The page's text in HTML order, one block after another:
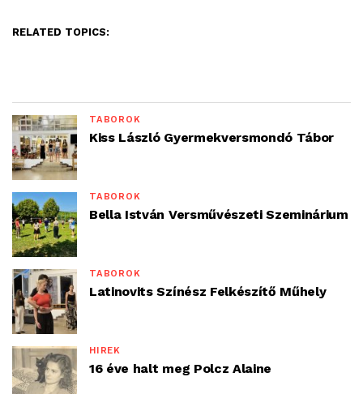
RELATED TOPICS:
TÁBOROK
Kiss László Gyermekversmondó Tábor
TÁBOROK
Bella István Versművészeti Szeminárium
TÁBOROK
Latinovits Színész Felkészítő Műhely
HÍREK
16 éve halt meg Polcz Alaine